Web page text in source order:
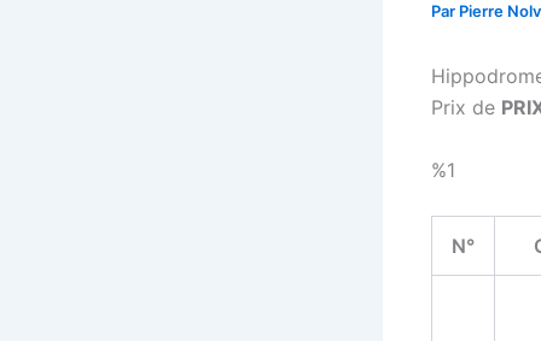
Par Pierre
Prix de
%1
N°